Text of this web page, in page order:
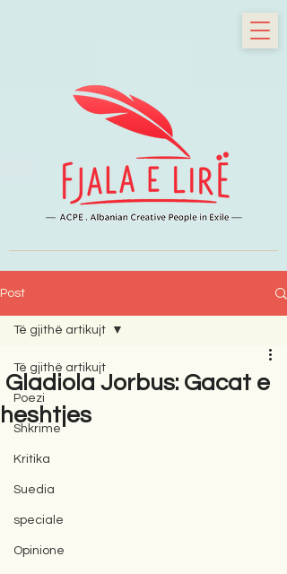
Post
Të gjithë artikujt
Poezi
Shkrime
Kritika
Suedia
speciale
Opinione
Të gjithë artikujt
Gladiola Jorbus: Gacat e
heshtjes